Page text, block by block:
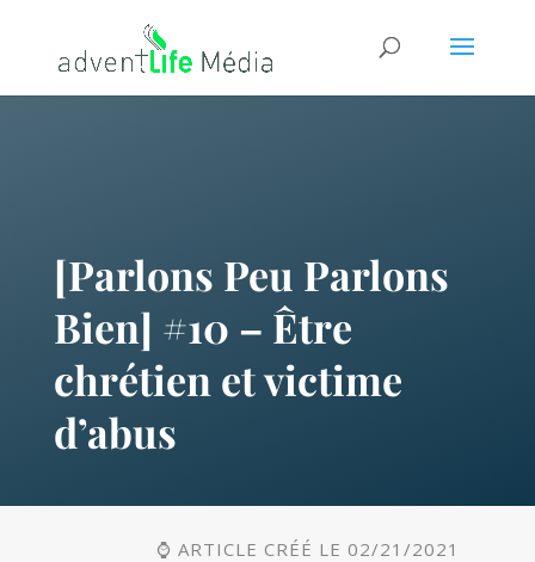
[Parlons Peu Parlons
Bien] #10 – Être
chrétien et victime
d’abus
⌚ ARTICLE CRÉÉ LE 02/21/2021